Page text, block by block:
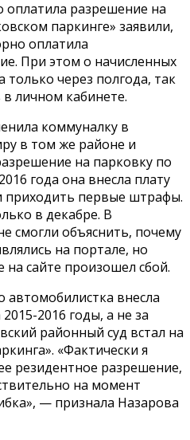
оплатила разрешение на
паркинге» заявили,
оплатила
При этом о начисленных
через полгода, так
личном кабинете.
коммуналку в
в том же районе и
на парковку по
года она внесла плату
приходить первые штрафы.
в декабре. В
смогли объяснить, почему
на портале, но
на сайте произошел сбой.
автомобилистка внесла
2016 годы, а не за
районный суд встал на
«Фактически я
резидентное разрешение,
на момент
— признала Назарова